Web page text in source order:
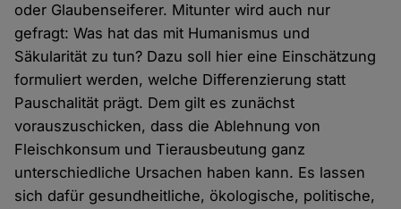
oder Glaubenseiferer. Mitunter wird auch nur
gefragt: Was hat das mit Humanismus und
Säkularität zu tun? Dazu soll hier eine Einschätzung
formuliert werden, welche Differenzierung statt
Pauschalität prägt. Dem gilt es zunächst
vorauszuschicken, dass die Ablehnung von
Fleischkonsum und Tierausbeutung ganz
unterschiedliche Ursachen haben kann. Es lassen
sich dafür gesundheitliche, ökologische, politische,